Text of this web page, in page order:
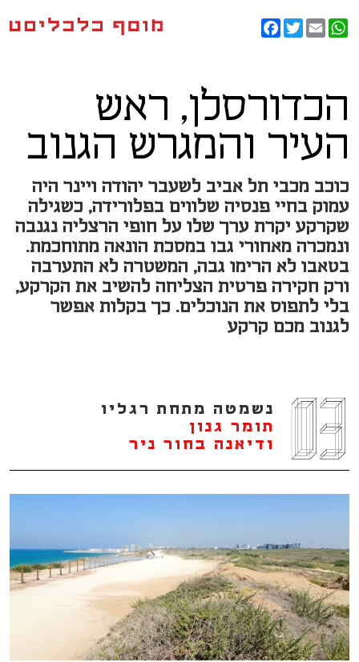
FacebookTwitterEmail
WhatsApp
הכדורסלן, ראש
העיר והמגרש הגנוב
כוכב מכבי תל אביב לשעבר יהודה ויינר היה
עמוק בחיי פנסיה שלווים בפלורידה, כשגילה
שקרקע יקרת ערך שלו על חופי הרצליה נגנבה
ונמכרה מאחורי גבו במסכת הונאה מתוחכמת.
בטאבו לא הרימו גבה, המשטרה לא התערבה
ורק חקירה פרטית הצליחה להשיב את הקרקע,
בלי לתפוס את הנוכלים. כך בקלות אפשר
לגנוב מכם קרקע
נשמטה מתחת רגליו
תומר גנון
ודיאנה בחור ניר